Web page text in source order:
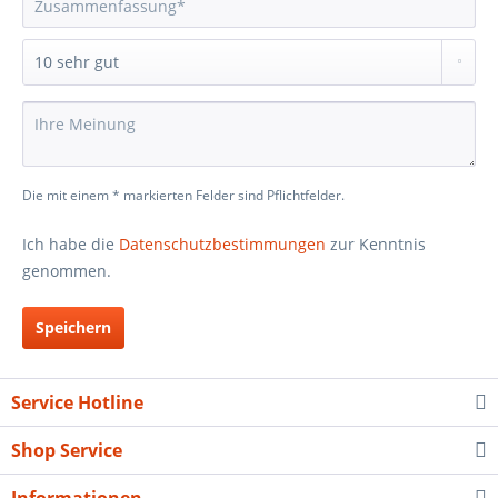
Die mit einem * markierten Felder sind Pflichtfelder.
Ich habe die Datenschutzbestimmungen zur Kenntnis
genommen.
Speichern
Service Hotline
Shop Service